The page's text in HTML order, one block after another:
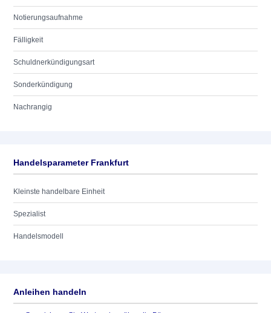
Notierungsaufnahme
Fälligkeit
Schuldnerkündigungsart
Sonderkündigung
Nachrangig
Handelsparameter Frankfurt
Kleinste handelbare Einheit
Spezialist
Handelsmodell
Anleihen handeln